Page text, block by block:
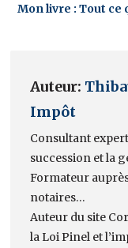
Mon livre : Tout ce
Auteur:
Impôt
Consultant
succession et la
Formateur
notaires…
Auteur du site
la Loi Pinel et